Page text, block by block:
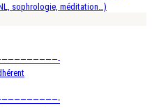
sophrologie, méditation…)